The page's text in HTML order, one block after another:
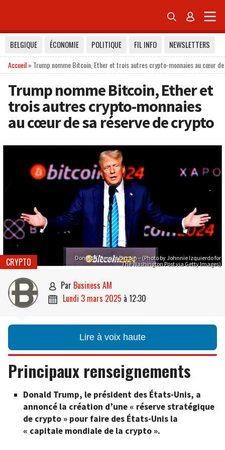
 
BELGIQUE ÉCONOMIE POLITIQUE FIL INFO
NEWSLETTERS
Accueil» Trump nomme Bitcoin, Ether et trois autres crypto-monnaies au cœur
Trump nomme Bitcoin, Ether et
trois autres crypto-monnaies
au cœur de sa réserve de crypto
Donald Trump et Bitcoin – (Photo by Johnnie Izquierdo for
The Washington Post via Getty Images)
CRYPTO
 par Business AM
 lundi 3 mars 2025 à 12:30
Lire à voix haute
Principaux renseignements
Donald Trump, le président des États-Unis, a
annoncé la création d’une « réserve stratégique
de crypto » pour faire des États-Unis la
« capitale mondiale de la crypto ».